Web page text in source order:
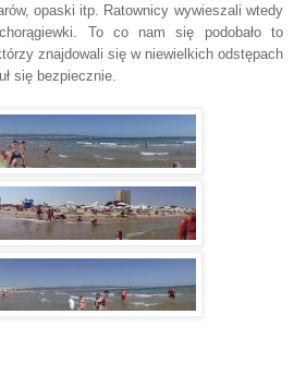
opaski itp. Ratownicy wywieszali wtedy
To co nam się podobało to
znajdowali się w niewielkich odstępach
się bezpiecznie.